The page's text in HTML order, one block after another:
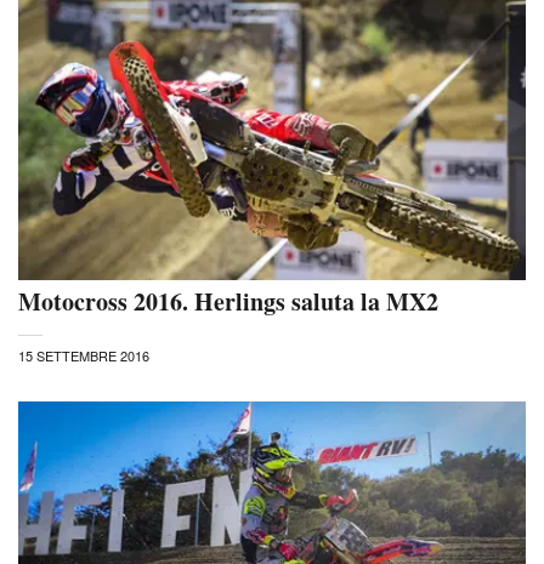
Motocross 2016. Herlings saluta la MX2
15 SETTEMBRE 2016